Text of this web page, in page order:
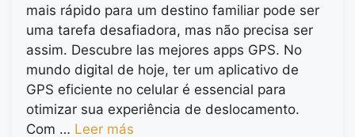
mais rápido para um destino familiar pode ser
uma tarefa desafiadora, mas não precisa ser
assim. Descubre las mejores apps GPS. No
mundo digital de hoje, ter um aplicativo de
GPS eficiente no celular é essencial para
otimizar sua experiência de deslocamento.
Com … Leer más